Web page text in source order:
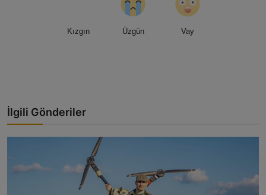
Kızgın Üzgün Vay
İlgili Gönderiler